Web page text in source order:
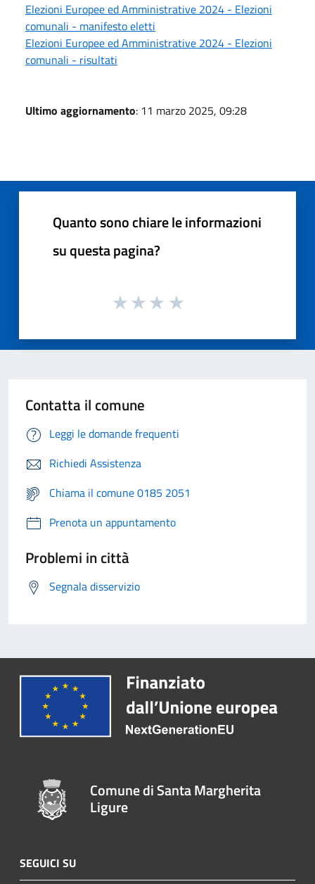
Elezioni Europee ed Amministrative 2024 - Elezioni
comunali - manifesto eletti
Elezioni Europee ed Amministrative 2024 - Elezioni
comunali - risultati
Ultimo aggiornamento: 11 marzo 2025, 09:28
Quanto sono chiare le informazioni
su questa pagina?
Contatta il comune
Leggi le domande frequenti
Richiedi Assistenza
Chiama il comune 0185 2051
Prenota un appuntamento
Problemi in città
Segnala disservizio
Comune di Santa Margherita
Ligure
SEGUICI SU